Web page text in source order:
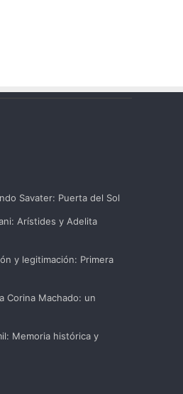
Savater: Puerta del Sol
Arístides y Adelita
y legitimación: Primera
Corina Machado: un
Memoria histórica y